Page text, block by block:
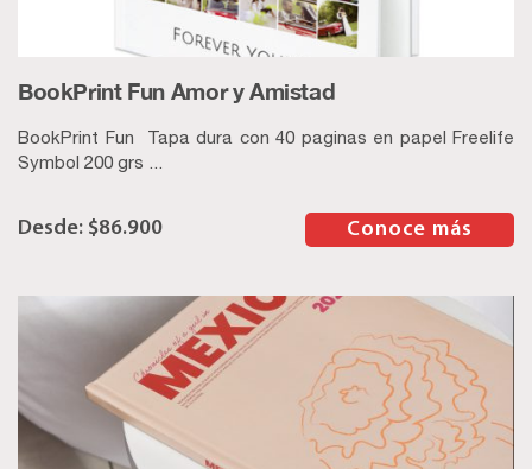
BookPrint Fun Amor y Amistad
BookPrint Fun Tapa dura con 40 paginas en papel Freelife
Symbol 200 grs ...
$86.900 Conoce más